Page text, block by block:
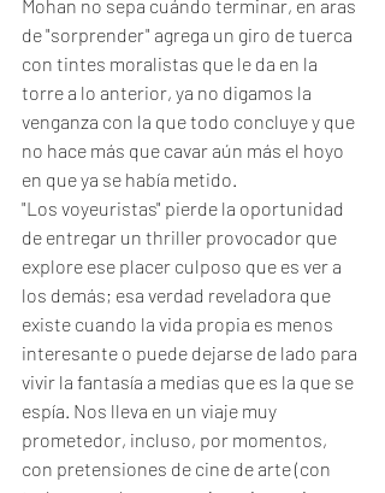
Mohan no sepa cuándo terminar, en aras
de "sorprender" agrega un giro de tuerca
con tintes moralistas que le da en la
torre a lo anterior, ya no digamos la
venganza con la que todo concluye y que
no hace más que cavar aún más el hoyo
en que ya se había metido.
"Los voyeuristas" pierde la oportunidad
de entregar un thriller provocador que
explore ese placer culposo que es ver a
los demás; esa verdad reveladora que
existe cuando la vida propia es menos
interesante o puede dejarse de lado para
vivir la fantasía a medias que es la que se
espía. Nos lleva en un viaje muy
prometedor, incluso, por momentos,
con pretensiones de cine de arte (con